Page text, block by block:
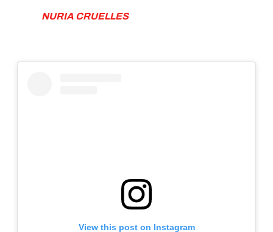
NURIA CRUELLES
View this post on Instagram